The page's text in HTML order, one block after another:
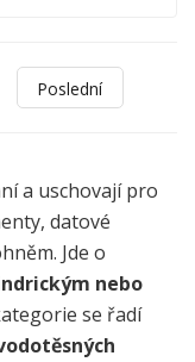
Poslední
a uschovají pro
datové
Jde o
nebo
se řadí